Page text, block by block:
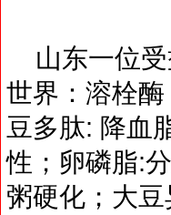
山东一位受
世界：溶栓
豆多肽: 降血
性；卵磷脂:
粥硬化；大